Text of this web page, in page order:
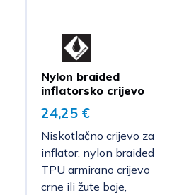
Nylon braided
inflatorsko crijevo
24,25 €
Niskotlačno crijevo za
inflator, nylon braided
TPU armirano crijevo
crne ili žute boje,